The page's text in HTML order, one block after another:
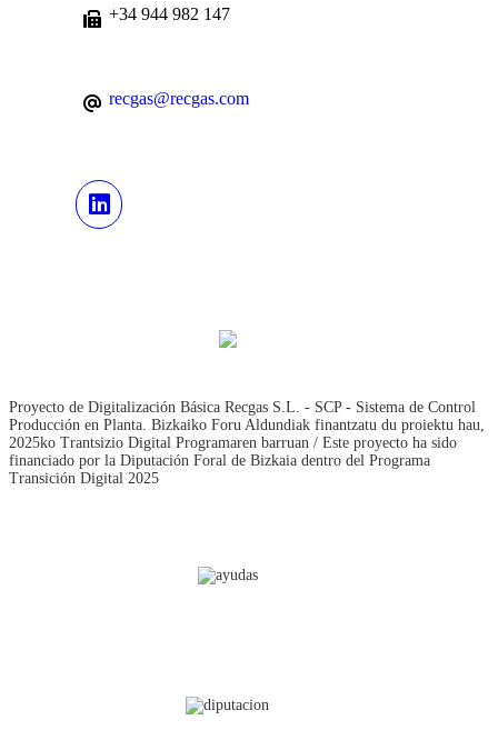
+34 944 982 147
recgas@recgas.com
Proyecto de Digitalización Básica Recgas S.L. - SCP - Sistema de Control
Producción en Planta. Bizkaiko Foru Aldundiak finantzatu du proiektu hau,
2025ko Trantsizio Digital Programaren barruan / Este proyecto ha sido
financiado por la Diputación Foral de Bizkaia dentro del Programa
Transición Digital 2025